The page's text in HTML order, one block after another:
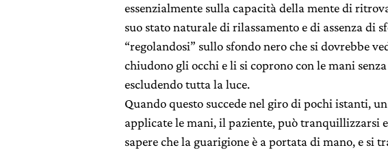
essenzialmente sulla capacità della mente di
suo stato naturale di rilassamento e di assenza di
“regolandosi” sullo sfondo nero che si dovrebbe
chiudono gli occhi e li si coprono con le mani
escludendo tutta la luce.
Quando questo succede nel giro di pochi istanti,
applicate le mani, il paziente, può tranquillizzarsi e
sapere che la guarigione è a portata di mano, e si